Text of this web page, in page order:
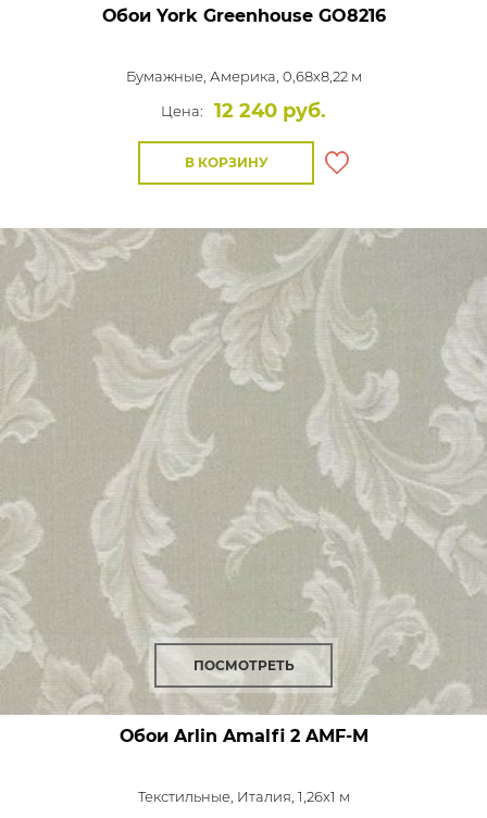
Обои York GreenhouseGO8216
Бумажные, Америка, 0,68x8,22 м
Цена:
12 240 руб.
В КОРЗИНУ
ПОСМОТРЕТЬ
Обои Arlin Amalfi2 AMF-M
Текстильные, Италия, 1,26x1 м